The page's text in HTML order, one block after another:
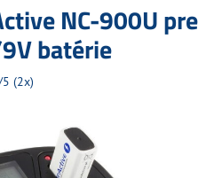
NC-900U pre
batérie
5 (2x)